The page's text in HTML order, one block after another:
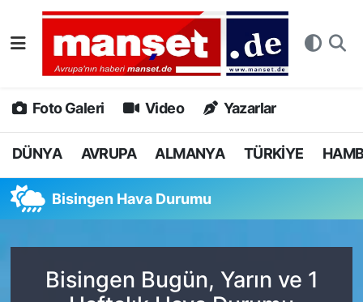
Foto Galeri Video Yazarlar
DÜNYA AVRUPA ALMANYA TÜRKİYE
Bisingen Hava Durumu
Bisingen Bugün, Yarın ve 1
DÜNYA
AVRUPA
ALMANYA
SPOR
Nöbetçi Eczaneler
Hava Durumu
Namaz Vakitleri
Tüm Manşetler